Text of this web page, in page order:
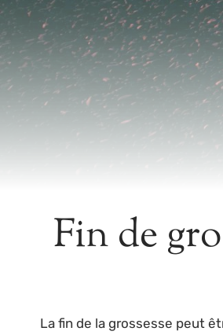
Fin de
La fin de la grossesse peut